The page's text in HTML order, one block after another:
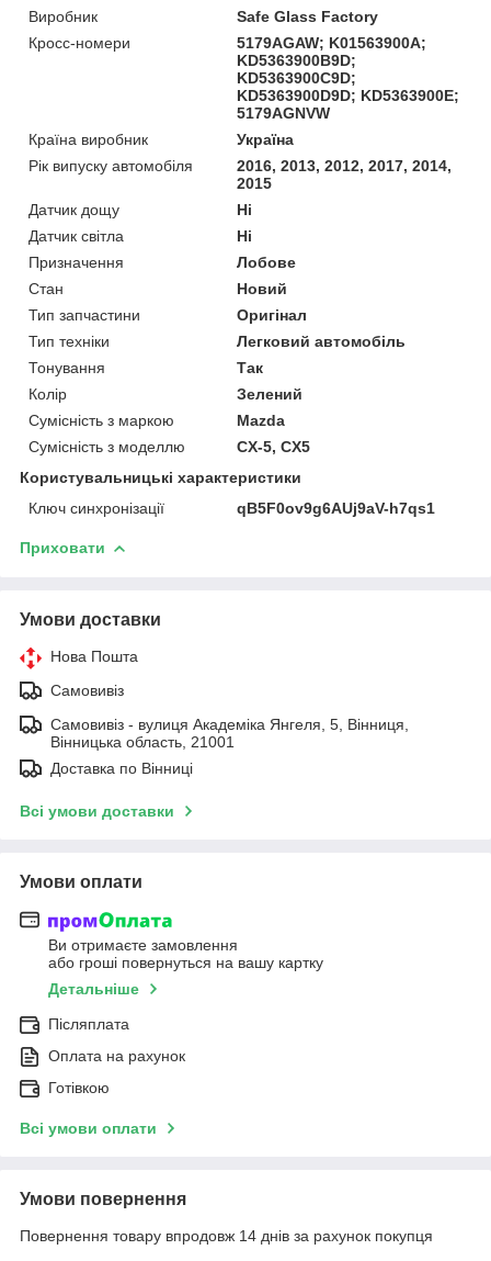
Виробник
Safe Glass Factory
Кросс-номери
5179AGAW; K01563900A;
KD5363900B9D;
KD5363900C9D;
KD5363900D9D; KD5363900E;
5179AGNVW
Країна виробник
Україна
Рік випуску автомобіля
2016, 2013, 2012, 2017, 2014,
2015
Датчик дощу
Ні
Датчик світла
Ні
Призначення
Лобове
Стан
Новий
Тип запчастини
Оригінал
Тип техніки
Легковий автомобіль
Тонування
Так
Колір
Зелений
Сумісність з маркою
Mazda
Сумісність з моделлю
CX-5, CX5
Користувальницькі характеристики
Ключ синхронізації
qB5F0ov9g6AUj9aV-h7qs1
Приховати
Умови доставки
Нова Пошта
Самовивіз
Самовивіз - вулиця Академіка Янгеля, 5, Вінниця,
Вінницька область, 21001
Доставка по Вінниці
Всі умови доставки
Умови оплати
Ви отримаєте замовлення
або гроші повернуться на вашу картку
Детальніше
Післяплата
Оплата на рахунок
Готівкою
Всі умови оплати
Умови повернення
Повернення товару впродовж 14 днів за рахунок покупця